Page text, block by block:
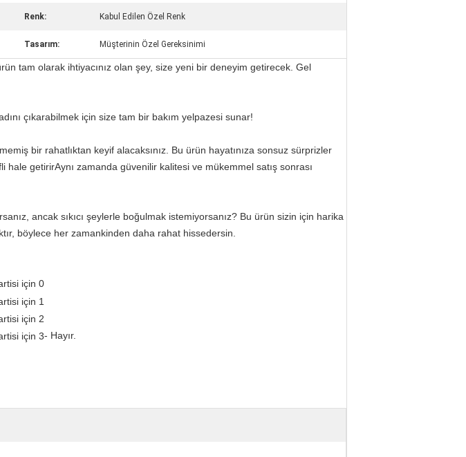
Renk: Kabul Edilen Özel Renk
Tasarım: Müşterinin Özel Gereksinimi
tam olarak ihtiyacınız olan şey, size yeni bir deneyim getirecek. Gel
çıkarabilmek için size tam bir bakım yelpazesi sunar!
bir rahatlıktan keyif alacaksınız. Bu ürün hayatınıza sonsuz sürprizler
hale getirirAynı zamanda güvenilir kalitesi ve mükemmel satış sonrası
ancak sıkıcı şeylerle boğulmak istemiyorsanız? Bu ürün sizin için harika
böylece her zamankinden daha rahat hissedersin.
- Hayır.